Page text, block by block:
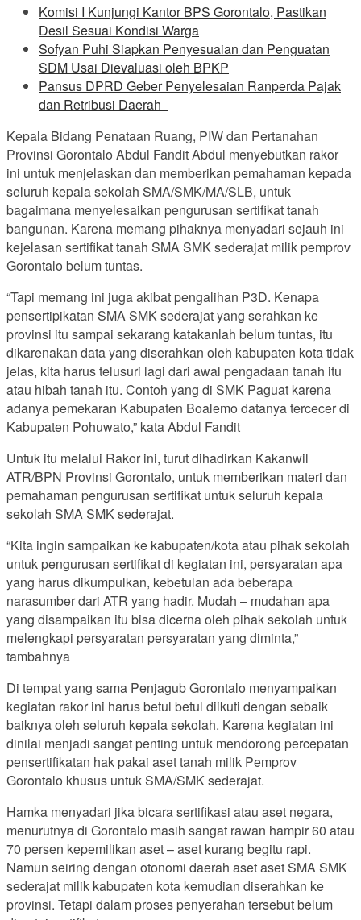
Komisi I Kunjungi Kantor BPS Gorontalo, Pastikan
Desil Sesuai Kondisi Warga
Sofyan Puhi Siapkan Penyesuaian dan Penguatan
SDM Usai Dievaluasi oleh BPKP
Pansus DPRD Geber Penyelesaian Ranperda Pajak
dan Retribusi Daerah
Kepala Bidang Penataan Ruang, PIW dan Pertanahan
Provinsi Gorontalo Abdul Fandit Abdul menyebutkan rakor
ini untuk menjelaskan dan memberikan pemahaman kepada
seluruh kepala sekolah SMA/SMK/MA/SLB, untuk
bagaimana menyelesaikan pengurusan sertifikat tanah
bangunan. Karena memang pihaknya menyadari sejauh ini
kejelasan sertifikat tanah SMA SMK sederajat milik pemprov
Gorontalo belum tuntas.
“Tapi memang ini juga akibat pengalihan P3D. Kenapa
pensertipikatan SMA SMK sederajat yang serahkan ke
provinsi itu sampai sekarang katakanlah belum tuntas, itu
dikarenakan data yang diserahkan oleh kabupaten kota tidak
jelas, kita harus telusuri lagi dari awal pengadaan tanah itu
atau hibah tanah itu. Contoh yang di SMK Paguat karena
adanya pemekaran Kabupaten Boalemo datanya tercecer di
Kabupaten Pohuwato,” kata Abdul Fandit
Untuk itu melalui Rakor ini, turut dihadirkan Kakanwil
ATR/BPN Provinsi Gorontalo, untuk memberikan materi dan
pemahaman pengurusan sertifikat untuk seluruh kepala
sekolah SMA SMK sederajat.
“Kita ingin sampaikan ke kabupaten/kota atau pihak sekolah
untuk pengurusan sertifikat di kegiatan ini, persyaratan apa
yang harus dikumpulkan, kebetulan ada beberapa
narasumber dari ATR yang hadir. Mudah – mudahan apa
yang disampaikan itu bisa dicerna oleh pihak sekolah untuk
melengkapi persyaratan persyaratan yang diminta,”
tambahnya
Di tempat yang sama Penjagub Gorontalo menyampaikan
kegiatan rakor ini harus betul betul diikuti dengan sebaik
baiknya oleh seluruh kepala sekolah. Karena kegiatan ini
dinilai menjadi sangat penting untuk mendorong percepatan
pensertifikatan hak pakai aset tanah milik Pemprov
Gorontalo khusus untuk SMA/SMK sederajat.
Hamka menyadari jika bicara sertifikasi atau aset negara,
menurutnya di Gorontalo masih sangat rawan hampir 60 atau
70 persen kepemilikan aset – aset kurang begitu rapi.
Namun seiring dengan otonomi daerah aset aset SMA SMK
sederajat milik kabupaten kota kemudian diserahkan ke
provinsi. Tetapi dalam proses penyerahan tersebut belum